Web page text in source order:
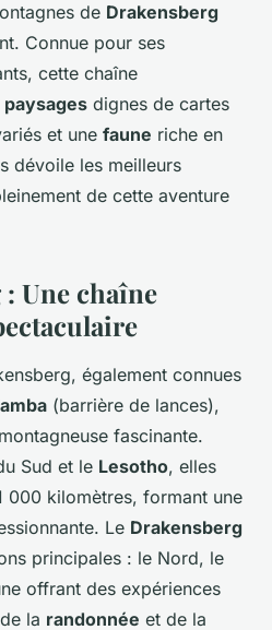
de Drakensberg
Connue pour ses
cette chaîne
paysages dignes de cartes
et une faune riche en
dévoile les meilleurs
de cette aventure
Une chaîne
également connues
(barrière de lances),
fascinante.
Sud et le Lesotho, elles
000 kilomètres, formant une
Le Drakensberg
principales : le Nord, le
offrant des expériences
la randonnée et de la